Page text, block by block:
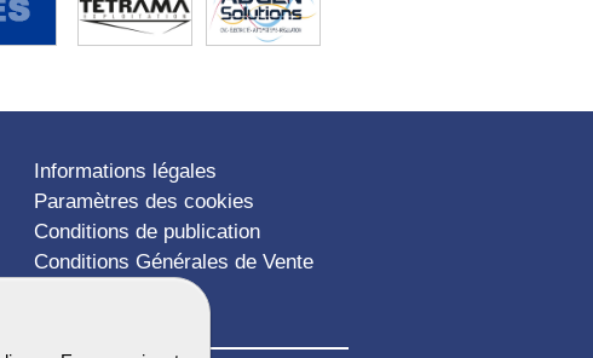
Informations légales
Paramètres des cookies
Conditions de publication
Conditions Générales de Vente